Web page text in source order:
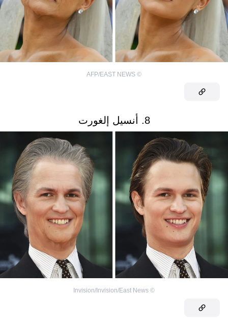
©
AFP/EAST NEWS
8. أنسيل إلغورت
©
Invision/Invision/East News